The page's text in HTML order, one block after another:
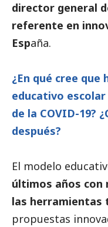
director general
referente en
España.
¿En qué cree que
educativo escolar
de la COVID-19?
después?
El modelo
últimos años con
las herramientas
propuestas